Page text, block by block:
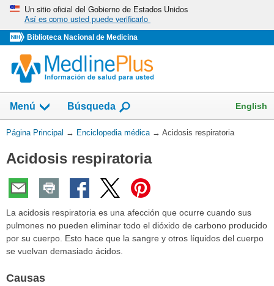
Omita
vaya
al
Contenido
Un sitio oficial del Gobierno de Estados Unidos
Así es como usted puede verificarlo
Biblioteca Nacional de Medicina
Menú Búsqueda English
Usted
aquí:
Página Principal → Enciclopedia médica → Acidosis respiratoria
Acidosis respiratoria
La acidosis respiratoria es una afección que ocurre cuando sus
pulmones no pueden eliminar todo el dióxido de carbono producido
por su cuerpo. Esto hace que la sangre y otros líquidos del cuerpo
se vuelvan demasiado ácidos.
Causas